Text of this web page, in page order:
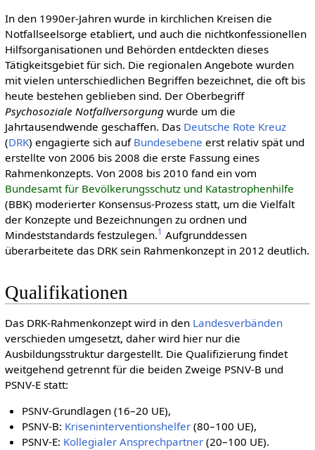
In den 1990er-Jahren wurde in kirchlichen Kreisen die
Notfallseelsorge etabliert, und auch die nichtkonfessionellen
Hilfsorganisationen und Behörden entdeckten dieses
Tätigkeitsgebiet für sich. Die regionalen Angebote wurden
mit vielen unterschiedlichen Begriffen bezeichnet, die oft bis
heute bestehen geblieben sind. Der Oberbegriff
Psychosoziale Notfallversorgungwurde um die
Jahrtausendwende geschaffen. Das Deut­sche Rote Kreuz
(DRK) engagierte sich auf Bundesebene erst relativ spät und
erstellte von 2006 bis 2008 die erste Fassung eines
Rahmenkonzepts. Von 2008 bis 2010 fand ein vom
Bundesamt für Bevölkerungsschutz und Katastrophenhilfe
(BBK) moderierter Konsensus-Prozess statt, um die Vielfalt
der Konzepte und Bezeichnungen zu ordnen und
Mindeststandards festzulegen.1 Aufgrunddessen
überarbeitete das DRK sein Rahmenkonzept in 2012 deutlich.
Qualifikationen
Das DRK-Rahmenkonzept wird in den Landes­verbänden
verschieden umgesetzt, daher wird hier nur die
Ausbildungsstruktur dargestellt. Die Qualifizierung findet
weitgehend getrennt für die beiden Zweige PSNV-B und
PSNV-E statt:
PSNV-Grundlagen (16–20 UE),
PSNV-B: Kriseninterventionshelfer (80–100 UE),
PSNV-E: Kollegialer Ansprechpartner (20–100 UE).